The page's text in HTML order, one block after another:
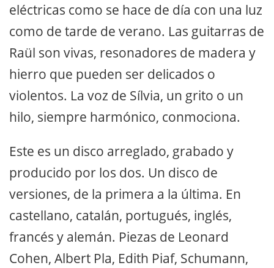
eléctricas como se hace de día con una luz
como de tarde de verano. Las guitarras de
Raül son vivas, resonadores de madera y
hierro que pueden ser delicados o
violentos. La voz de Sílvia, un grito o un
hilo, siempre harmónico, conmociona.
Este es un disco arreglado, grabado y
producido por los dos. Un disco de
versiones, de la primera a la última. En
castellano, catalán, portugués, inglés,
francés y alemán. Piezas de Leonard
Cohen, Albert Pla, Edith Piaf, Schumann,